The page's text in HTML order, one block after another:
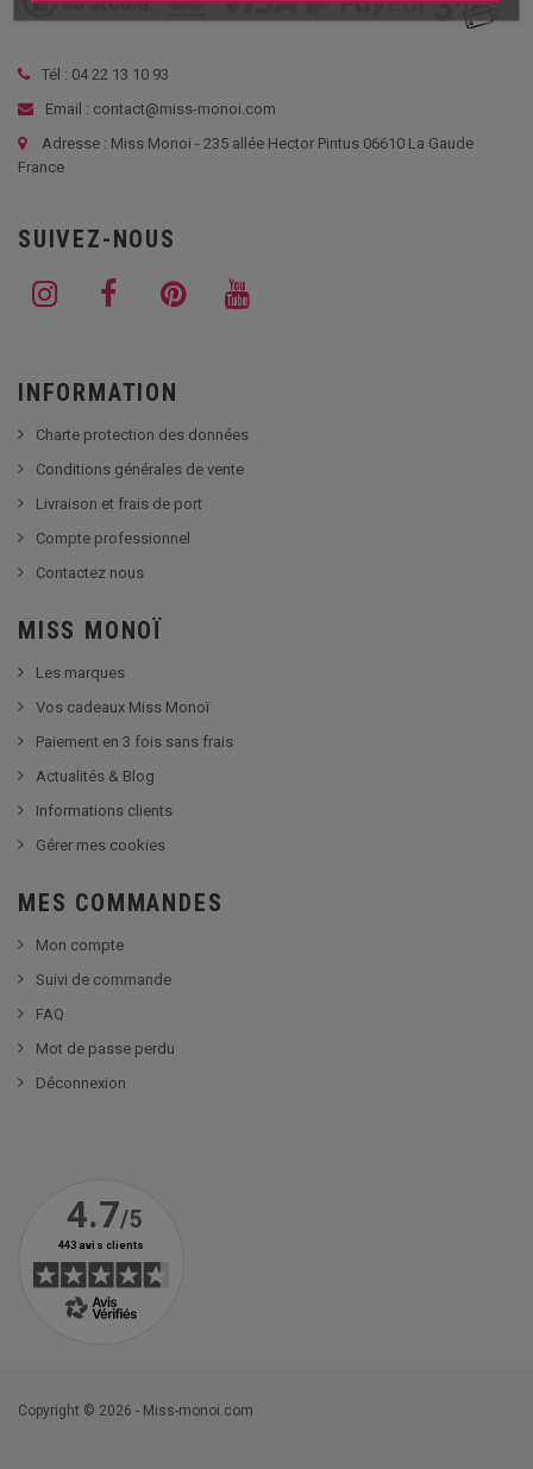
Tél : 04 22 13 10 93
Email : contact@miss-monoi.com
Adresse : Miss Monoi - 235 allée Hector Pintus 06610 La Gaude
France
SUIVEZ-NOUS
INFORMATION
Charte protection des données
Conditions générales de vente
Livraison et frais de port
Compte professionnel
Contactez nous
MISS MONOÏ
Les marques
Vos cadeaux Miss Monoï
Paiement en 3 fois sans frais
Actualités & Blog
Informations clients
Gérer mes cookies
MES COMMANDES
Mon compte
Suivi de commande
FAQ
Mot de passe perdu
Déconnexion
Copyright © 2026 - Miss-monoi.com